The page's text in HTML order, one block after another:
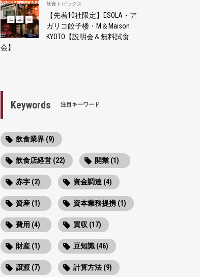
飲食トピックス
【先着10社限定】ESOLA・ア
ガリコ餃子楼・M＆Maison
KYOTO【説明会＆無料試食
会】
Keywords 注目キーワード
飲食業界 (9)
飲食店経営 (22) 開業 (1)
赤字 (2) 資金調達 (4)
資産 (1) 資本業務提携 (1)
費用 (4) 買収 (17)
財産 (1) 豆知識 (46)
譲渡 (7) 計算方法 (9)